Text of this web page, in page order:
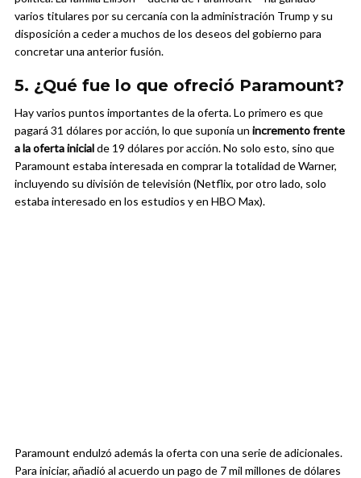
varios titulares por su cercanía con la administración Trump y su
disposición a ceder a muchos de los deseos del gobierno para
concretar una anterior fusión.
5. ¿Qué fue lo que ofreció Paramount?
Hay varios puntos importantes de la oferta. Lo primero es que
pagará 31 dólares por acción, lo que suponía un incremento frente
a la oferta inicialde 19 dólares por acción. No solo esto, sino que
Paramount estaba interesada en comprar la totalidad de Warner,
incluyendo su división de televisión (Netflix, por otro lado, solo
estaba interesado en los estudios y en HBO Max).
Paramount endulzó además la oferta con una serie de adicionales.
Para iniciar, añadió al acuerdo un pago de 7 mil millones de dólares